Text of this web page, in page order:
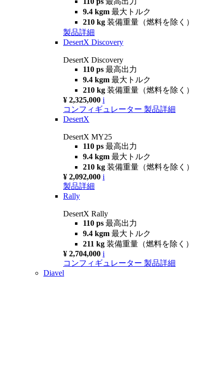
9.4 kgm 最大トルク
210 kg 装備重量（燃料を除く）
製品詳細
DesertX Discovery
DesertX Discovery
110 ps 最高出力
9.4 kgm 最大トルク
210 kg 装備重量（燃料を除く）
¥ 2,325,000 i
コンフィギュレーター 製品詳細
DesertX
DesertX MY25
110 ps 最高出力
9.4 kgm 最大トルク
210 kg 装備重量（燃料を除く）
¥ 2,092,000 i
製品詳細
Rally
DesertX Rally
110 ps 最高出力
9.4 kgm 最大トルク
211 kg 装備重量（燃料を除く）
¥ 2,704,000 i
コンフィギュレーター 製品詳細
Diavel